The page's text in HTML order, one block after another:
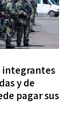
integrantes
y de
pagar sus